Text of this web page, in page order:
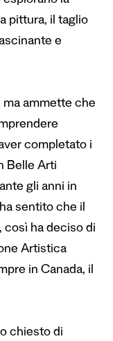
pittura, il taglio
e
ma ammette che
completato i
Belle Arti
gli anni in
sentito che il
così ha deciso di
Artistica
in Canada, il
chiesto di